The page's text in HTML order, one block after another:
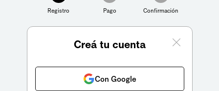
Registro Pago Confirmación
Creá tu cuenta
Con Google